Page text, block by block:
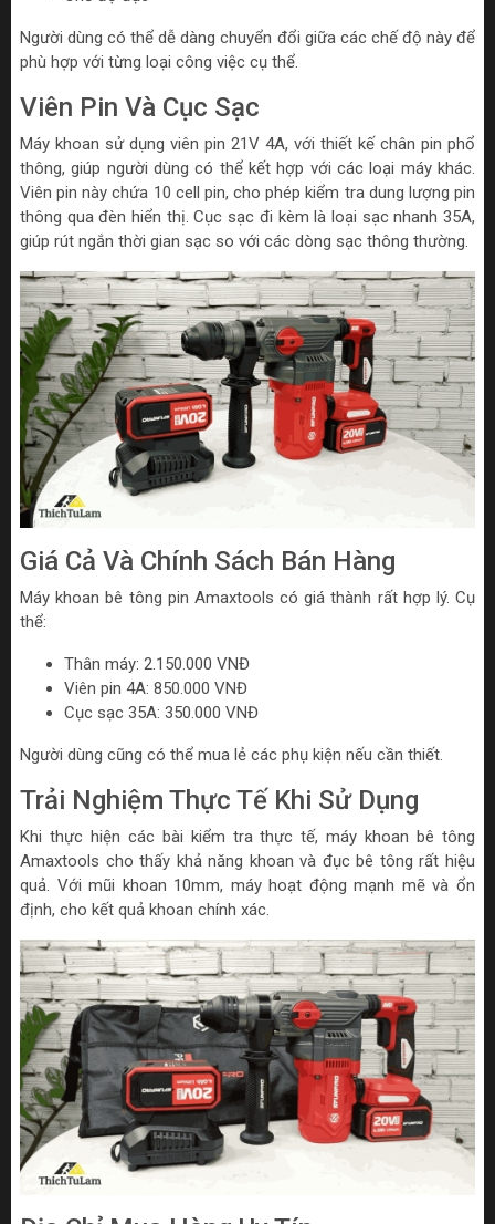
Người dùng có thể dễ dàng chuyển đổi giữa các chế độ này để
phù hợp với từng loại công việc cụ thể.
Viên Pin Và Cục Sạc
Máy khoan sử dụng viên pin 21V 4A, với thiết kế chân pin phổ
thông, giúp người dùng có thể kết hợp với các loại máy khác.
Viên pin này chứa 10 cell pin, cho phép kiểm tra dung lượng pin
thông qua đèn hiển thị. Cục sạc đi kèm là loại sạc nhanh 35A,
giúp rút ngắn thời gian sạc so với các dòng sạc thông thường.
Giá Cả Và Chính Sách Bán Hàng
Máy khoan bê tông pin Amaxtools có giá thành rất hợp lý. Cụ
thể:
Thân máy: 2.150.000 VNĐ
Viên pin 4A: 850.000 VNĐ
Cục sạc 35A: 350.000 VNĐ
Người dùng cũng có thể mua lẻ các phụ kiện nếu cần thiết.
Trải Nghiệm Thực Tế Khi Sử Dụng
Khi thực hiện các bài kiểm tra thực tế, máy khoan bê tông
Amaxtools cho thấy khả năng khoan và đục bê tông rất hiệu
quả. Với mũi khoan 10mm, máy hoạt động mạnh mẽ và ổn
định, cho kết quả khoan chính xác.